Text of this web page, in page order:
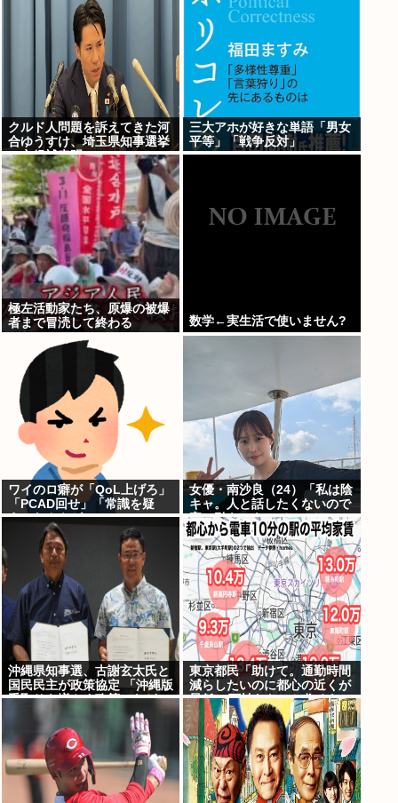
クルド人問題を訴えてきた河
合ゆうすけ、埼玉県知事選挙
に立候補表明www
三大アホが好きな単語「男女
平等」「戦争反対」
極左活動家たち、原爆の被爆
者まで冒涜して終わる
数学←実生活で使いません?
ワイのロ癖が「QoL上げろ」
「PCAD回せ」「常識を疑
え」なんやが
女優・南沙良（24）「私は陰
キャ。人と話したくないので
家に引きこもってPCでアニ
メを観ていたい」
沖縄県知事選、古謝玄太氏と
国民民主が政策協定 「沖縄版
手取りを増やす政策」など5
東京都民「助けて。通勤時間
減らしたいのに都心の近くが
最低10万払わないと住めない
の」